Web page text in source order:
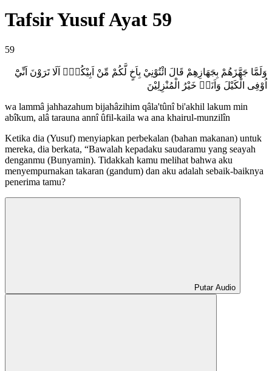
Tafsir Yusuf Ayat 59
59
وَلَمَّا جَهَّزَهُمْ بِجَهَازِهِمْ قَالَ ائْتُوْنِيْ بِاَخٍ لَّكُمْ مِّنْ اَبِيْكُمْۚ اَلَا تَرَوْنَ اَنِّيْٓ
اُوْفِى الْكَيْلَ وَاَنَا۠ خَيْرُ الْمُنْزِلِيْنَ
wa lammâ jahhazahum bijahâzihim qâla'tûnî bi'akhil lakum min
abîkum, alâ tarauna annî ûfil-kaila wa ana khairul-munzilîn
Ketika dia (Yusuf) menyiapkan perbekalan (bahan makanan) untuk
mereka, dia berkata, “Bawalah kepadaku saudaramu yang seayah
denganmu (Bunyamin). Tidakkah kamu melihat bahwa aku
menyempurnakan takaran (gandum) dan aku adalah sebaik-baiknya
penerima tamu?
Putar Audio